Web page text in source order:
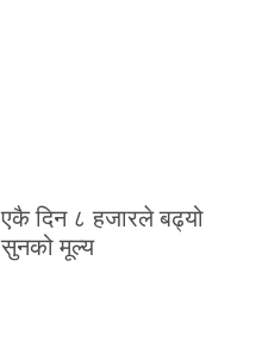
एकै दिन ८ हजारले बढ्यो
सुनको मूल्य